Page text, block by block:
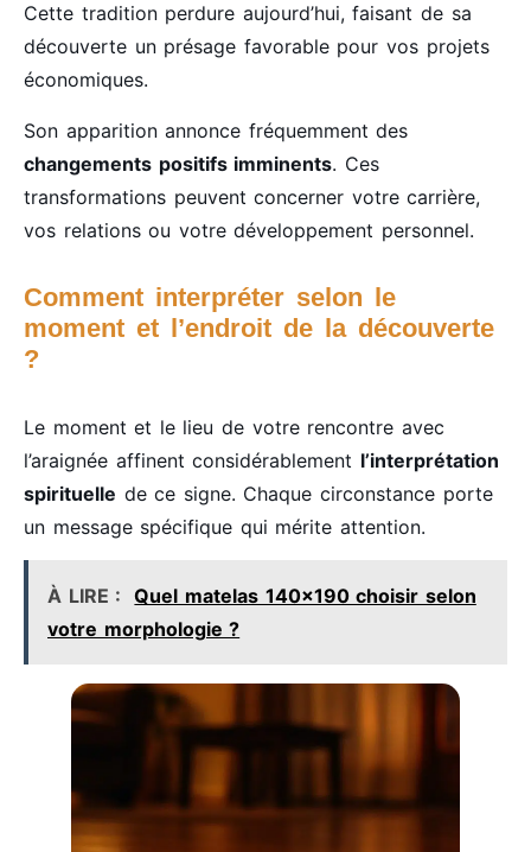
Cette tradition perdure aujourd’hui, faisant de sa
découverte un présage favorable pour vos projets
économiques.
Son apparition annonce fréquemment des
changements positifs imminents. Ces
transformations peuvent concerner votre carrière,
vos relations ou votre développement personnel.
Comment interpréter selon le
moment et l’endroit de la découverte
?
Le moment et le lieu de votre rencontre avec
l’araignée affinent considérablement l’interprétation
spirituelle de ce signe. Chaque circonstance porte
un message spécifique qui mérite attention.
À LIRE :
Quel matelas 140x190 choisir selon
votre morphologie ?